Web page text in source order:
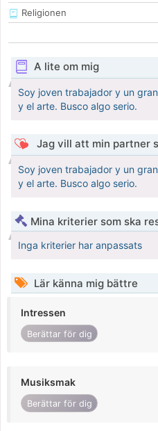
Religionen
A lite om mig
Soy joven trabajador y un
y el arte. Busco algo serio.
Jag vill att min partner
Soy joven trabajador y un
y el arte. Busco algo serio.
Mina kriterier som ska
Inga kriterier har anpassats
Lär känna mig bättre
Intressen
Berättar för dig
Musiksmak
Berättar för dig